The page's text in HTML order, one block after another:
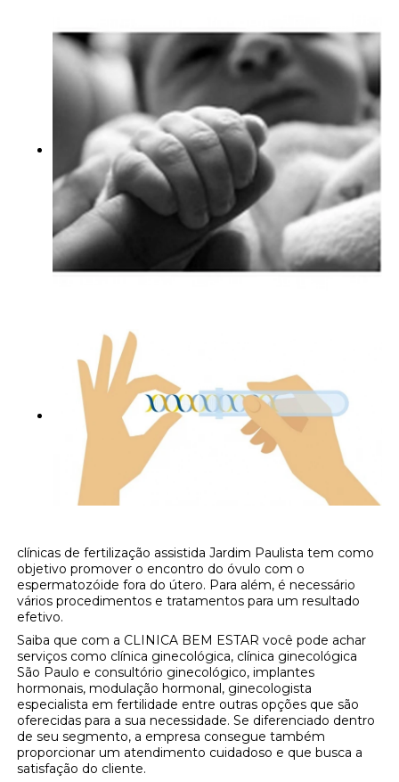
clínicas de fertilização assistida Jardim Paulista tem como
objetivo promover o encontro do óvulo com o
espermatozóide fora do útero. Para além, é necessário
vários procedimentos e tratamentos para um resultado
efetivo.
Saiba que com a CLINICA BEM ESTAR você pode achar
serviços como clínica ginecológica, clínica ginecológica
São Paulo e consultório ginecológico, implantes
hormonais, modulação hormonal, ginecologista
especialista em fertilidade entre outras opções que são
oferecidas para a sua necessidade. Se diferenciado dentro
de seu segmento, a empresa consegue também
proporcionar um atendimento cuidadoso e que busca a
satisfação do cliente.